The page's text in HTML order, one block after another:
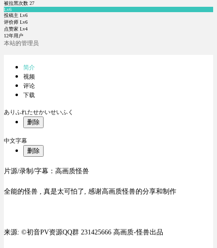
被拉黑次数 27
Lv6
投稿主 Lv6
评价师 Lv6
点赞家 Lv4
12年用户
本站的管理员
简介
视频
评论
下载
ありふれたせかいせいふく
删除
中文字幕
删除
片源/录制/字幕：高画质怪兽
全能的怪兽 , 真是太可怕了, 感谢高画质怪兽的分享和制作
来源: ©初音PV资源QQ群 231425666 高画质-怪兽出品